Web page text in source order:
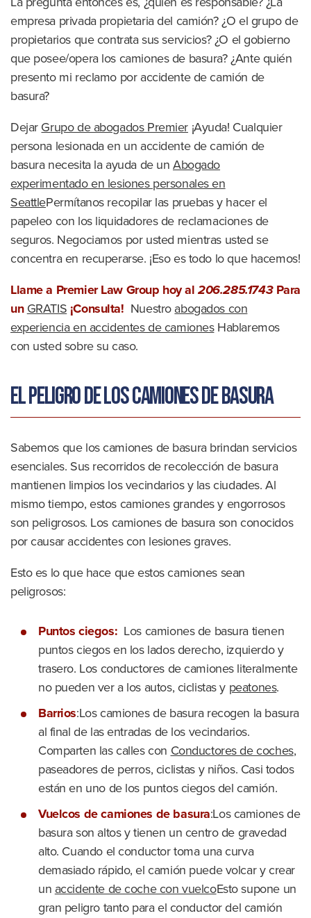
empresa privada propietaria del camión? ¿O el grupo de
propietarios que contrata sus servicios? ¿O el gobierno
que posee/opera los camiones de basura? ¿Ante quién
presento mi reclamo por accidente de camión de
basura?
DejarGrupo de abogados Premier ¡Ayuda! Cualquier
persona lesionada en un accidente de camión de
basura necesita la ayuda de unAbogado
experimentado en lesiones personales en
SeattlePermítanos recopilar las pruebas y hacer el
papeleo con los liquidadores de reclamaciones de
seguros. Negociamos por usted mientras usted se
concentra en recuperarse. ¡Eso es todo lo que hacemos!
Llame a Premier Law Group hoy al206.285.1743Para
unGRATIS¡Consulta! Nuestroabogados con
experiencia en accidentes de camionesHablaremos
con usted sobre su caso.
El peligro de los camiones de basura
Sabemos que los camiones de basura brindan servicios
esenciales. Sus recorridos de recolección de basura
mantienen limpios los vecindarios y las ciudades. Al
mismo tiempo, estos camiones grandes y engorrosos
son peligrosos. Los camiones de basura son conocidos
por causar accidentes con lesiones graves.
Esto es lo que hace que estos camiones sean
peligrosos:
Puntos ciegos: Los camiones de basura tienen
puntos ciegos en los lados derecho, izquierdo y
trasero. Los conductores de camiones literalmente
no pueden ver a los autos, ciclistas y peatones.
Barrios:Los camiones de basura recogen la basura
al final de las entradas de los vecindarios.
Comparten las calles conConductores de coches,
paseadores de perros, ciclistas y niños. Casi todos
están en uno de los puntos ciegos del camión.
Vuelcos de camiones de basura:Los camiones de
basura son altos y tienen un centro de gravedad
alto. Cuando el conductor toma una curva
demasiado rápido, el camión puede volcar y crear
unaccidente de coche con vuelcoEsto supone un
gran peligro tanto para el conductor del camión